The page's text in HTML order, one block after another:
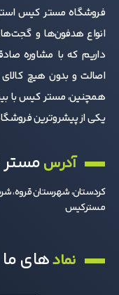
انواع هدفون‌ها و
داریم که با مشاوره
اصالت و بدون هیچ کالای
همچنین، مستر کیس با
یکی از پیشروترین
آدرس
مسترکیس
نمادهای ما